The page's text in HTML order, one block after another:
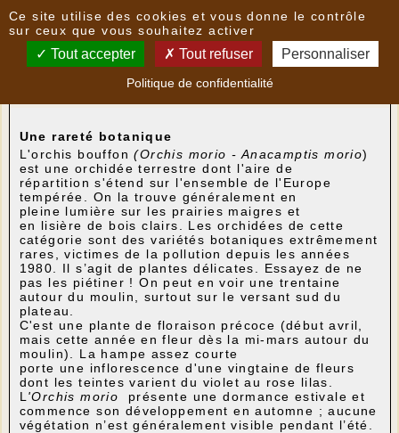
Nouvelles
L'orchis bouffon sur le site du moulin
Une rareté botanique
L'orchis bouffon(Orchis morio - Anacamptis morio)
est une orchidée terrestre dont l'aire de
répartition s'étend sur l'ensemble de l'Europe
tempérée. On la trouve généralement en
pleine lumière sur les prairies maigres et
en lisière de bois clairs. Les orchidées de cette
catégorie sont des variétés botaniques extrêmement
rares, victimes de la pollution depuis les années
1980. Il s’agit de plantes délicates. Essayez de ne
pas les piétiner ! On peut en voir une trentaine
autour du moulin, surtout sur le versant sud du
plateau.
C'est une plante de floraison précoce (début avril,
mais cette année en fleur dès la mi-mars autour du
moulin). La hampe assez courte
porte une inflorescence d'une vingtaine de fleurs
dont les teintes varient du violet au rose lilas
L 'Orchis morio
présente une dormance estivale et
commence son développement en automne ; aucune
végétation n’est généralement visible pendant l’été.
Ce site utilise des cookies et vous donne le contrôle
sur ceux que vous souhaitez activer
Tout accepter Tout refuser Personnaliser
Politique de confidentialité